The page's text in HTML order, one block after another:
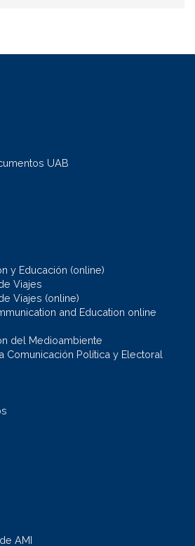
UAB
y Educación (online)
Viajes
Viajes (online)
and Education online
del Medioambiente
Comunicación Política y Electoral
AMI